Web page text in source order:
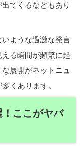
てくるなどもあり
ような過激な発言
る瞬間が頻繁に起
展開がネットニュ
くあります。
ここがヤバ